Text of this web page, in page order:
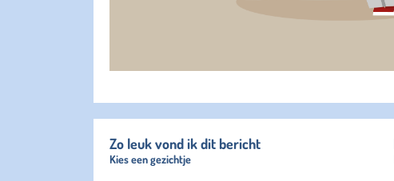
Zo leuk vond ik dit bericht
Kies een gezichtje